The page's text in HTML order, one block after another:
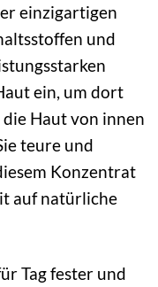
einzigartigen
und
ein, um dort
Haut von innen
teure und
Konzentrat
auf natürliche
Tag fester und